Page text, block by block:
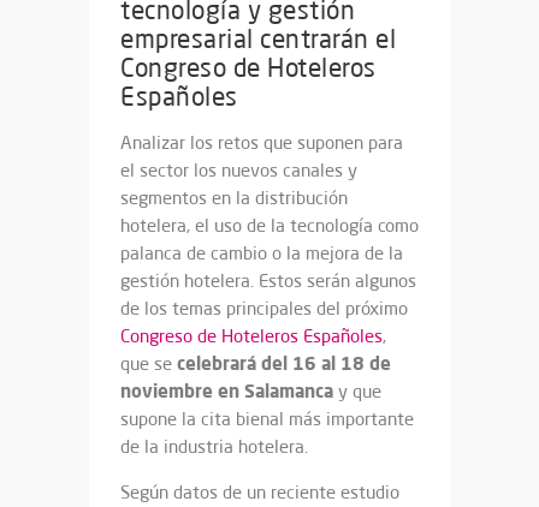
tecnología y gestión
empresarial centrarán el
Congreso de Hoteleros
Españoles
Analizar los retos que suponen para
el sector los nuevos canales y
segmentos en la distribución
hotelera, el uso de la tecnología como
palanca de cambio o la mejora de la
gestión hotelera. Estos serán algunos
de los temas principales del próximo
Congreso de Hoteleros Españoles,
que se celebrará del 16 al 18 de
noviembre en Salamanca y que
supone la cita bienal más importante
de la industria hotelera.
Según datos de un reciente estudio